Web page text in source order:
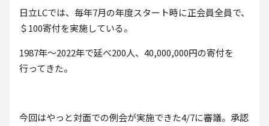
日立LCでは、毎年7月の年度スタート時に正会員全員で、
＄100寄付を実施している。
1987年～2022年で延べ200人、40,000,000円の寄付を
行ってきた。
今回はやっと対面での例会が実施できた4/7に審議。承認